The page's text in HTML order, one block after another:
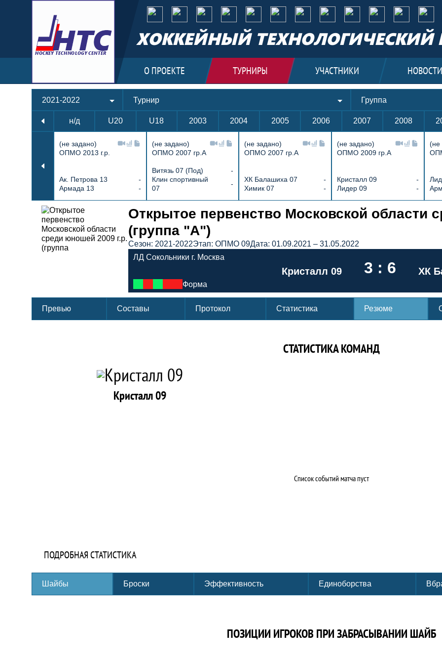
ХОККЕЙНЫЙ ТЕХНОЛОГИЧЕСКИЙ
О ПРОЕКТЕ ТУРНИРЫ УЧАСТНИКИ НОВОСТИ
2021-2022 Турнир Группа
н/д U20 U18 2003 2004 2005 2006 2007 2008
(не задано)
ОПМО 2013 г.р.
Ак. Петрова 13
-
Армада 13
-
(не задано)
ОПМО 2007 гр.А
Витязь 07 (Под)
-
Клин спортивный
07
-
(не задано)
ОПМО 2007 гр.А
ХК Балашиха 07
-
Химик 07
-
(не задано)
ОПМО 2009 гр.А
Кристалл 09
-
Лидер 09
-
(не
Протокол и события матча Кристалл 09 3 : 6 ХК Балашиха 09,
Открытое первенство Московской области
(группа "А")
Сезон: 2021-2022Этап: ОПМО 09Дата: 01.09.2021 – 31.05.2022
ЛД Сокольники г. Москва
Кристалл 09 3 : 6 ХК
Форма
Превью Составы Протокол Статистика Резюме
СТАТИСТИКА КОМАНД
Кристалл 09
Список событий матча пуст
ПОДРОБНАЯ СТАТИСТИКА
Шайбы Броски Эффективность Единоборства
ПОЗИЦИИ ИГРОКОВ ПРИ ЗАБРАСЫВАНИИ ШАЙБ